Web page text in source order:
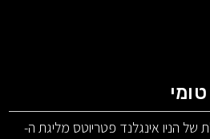
הניו אינגלנד פטריוטס מליגת ה-